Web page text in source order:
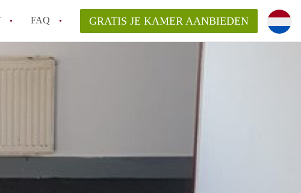
FAQ
bij de gemeente als ik een kamer huur in
Rotterdam?
GRATIS JE KAMER AANBIEDEN